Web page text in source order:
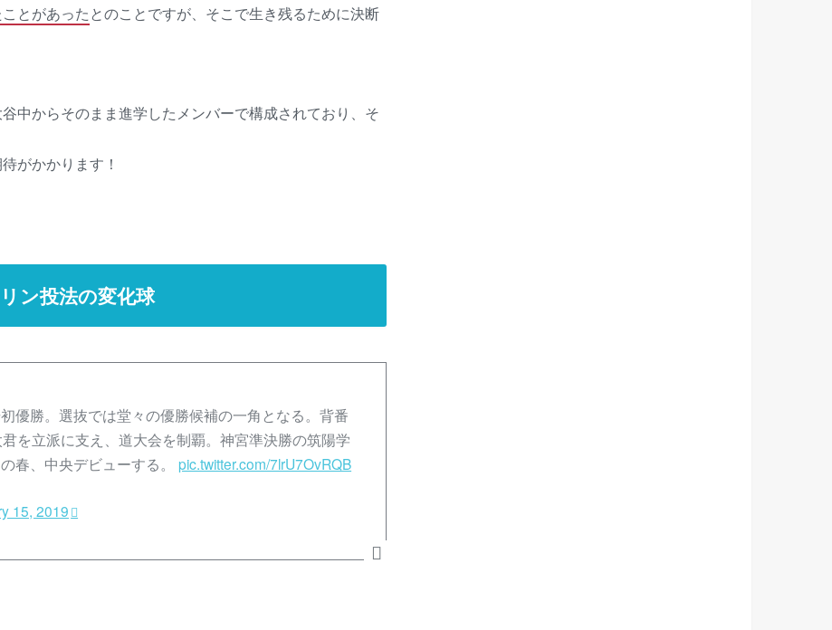
とがあったとのことですが、そこで生き残るために決断
中からそのまま進学したメンバーで構成されており、そ
がかかります！
ン投法の変化球
優勝。選抜では堂々の優勝候補の一角となる。背番
を立派に支え、道大会を制覇。神宮準決勝の筑陽学
春、中央デビューする。pic.twitter.com/7lrU7OvRQB
15, 2019